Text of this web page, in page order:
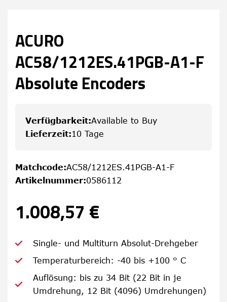
ACURO
AC58/1212ES.41PGB-A1-F
Absolute Encoders
Verfügbarkeit:Available to Buy
Lieferzeit:10 Tage
Matchcode:AC58/1212ES.41PGB-A1-F
Artikelnummer:0586112
1.008,57 €
Single- und Multiturn Absolut-Drehgeber
Temperaturbereich: -40 bis +100 ° C
Auflösung: bis zu 34 Bit (22 Bit in je
Umdrehung, 12 Bit (4096) Umdrehungen)